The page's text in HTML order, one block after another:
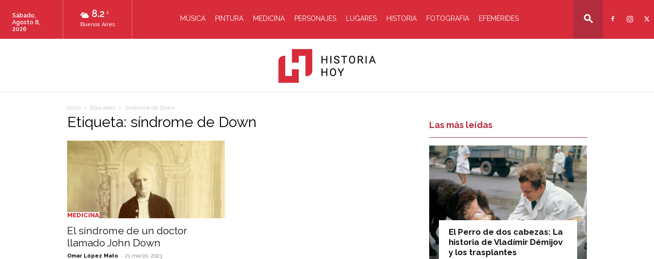
8.2 C
Buenos Aires
Sábado,
Agosto 8,
2026
MÚSICA PINTURA MEDICINA PERSONAJES LUGARES HISTORIA FOTOGRAFIA EFEMÉRIDES
Inicio Etiquetas Síndrome de Down
Etiqueta: síndrome de Down
MEDICINA
El síndrome de un doctor
llamado John Down
Omar López Mato - 21 marzo, 2023
Las más leídas
El Perro de dos cabezas: La
historia de Vladímir Démijov
y los trasplantes